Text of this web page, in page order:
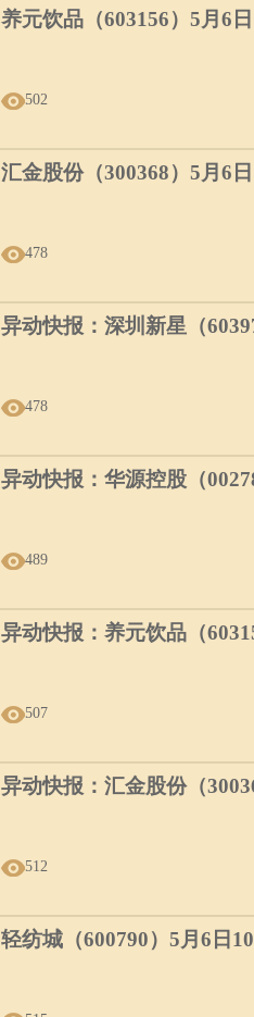
养元饮品（603156）5月6
502
汇金股份（300368）5月6
478
异动快报：深圳新星（
478
异动快报：华源控股（
489
异动快报：养元饮品（
507
异动快报：汇金股份（
512
轻纺城（600790）5月6日